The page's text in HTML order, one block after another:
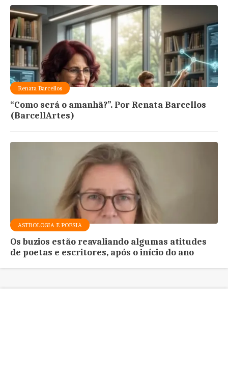
Renata Barcellos
“Como será o amanhã?”. Por Renata Barcellos
(BarcellArtes)
ASTROLOGIA E POESIA
Os buzios estão reavaliando algumas atitudes
de poetas e escritores, após o início do ano